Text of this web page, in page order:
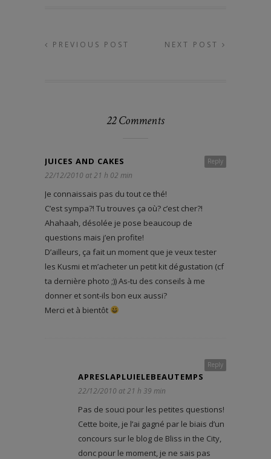
PREVIOUS POST NEXT POST
22 Comments
Reply
JUICES AND CAKES
22/12/2010 at 21 h 02 min
Je connaissais pas du tout ce thé!
C’est sympa?! Tu trouves ça où? c’est cher?!
Ahahaah, désolée je pose beaucoup de
questions mais j’en profite!
D’ailleurs, ça fait un moment que je veux tester
les Kusmi et m’acheter un petit kit dégustation (cf
ta dernière photo ;)) As-tu des conseils à me
donner et sont-ils bon eux aussi?
Merci et à bientôt
Reply
APRESLAPLUIELEBEAUTEMPS
22/12/2010 at 21 h 39 min
Pas de souci pour les petites questions!
Cette boite, je l’ai gagné par le biais d’un
concours sur le blog de Bliss in the City,
donc pour le moment, je ne sais pas